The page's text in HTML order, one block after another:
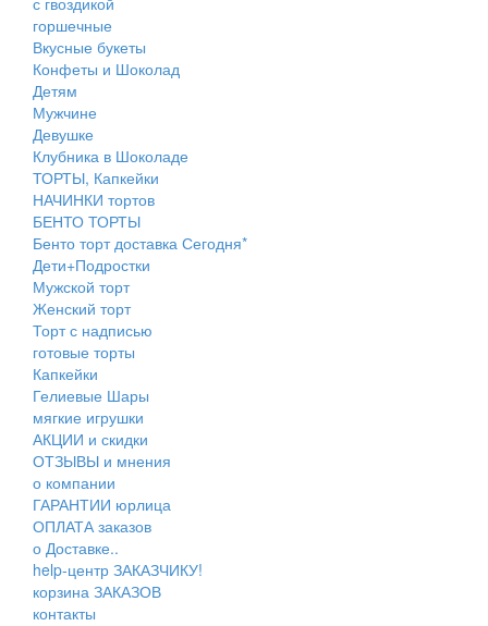
горшечные
Вкусные букеты
Конфеты и Шоколад
Детям
Мужчине
Девушке
Клубника в Шоколаде
ТОРТЫ, Капкейки
НАЧИНКИ тортов
БЕНТО ТОРТЫ
Бенто торт доставка Сегодня*
Дети+Подростки
Мужской торт
Женский торт
Торт с надписью
готовые торты
Капкейки
Гелиевые Шары
мягкие игрушки
АКЦИИ и скидки
ОТЗЫВЫ и мнения
о компании
ГАРАНТИИ юрлица
ОПЛАТА заказов
о Доставке..
help-центр ЗАКАЗЧИКУ!
корзина ЗАКАЗОВ
контакты